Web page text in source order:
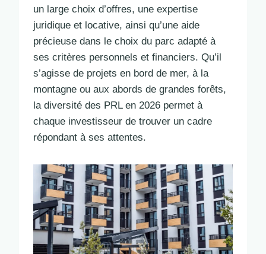
un large choix d’offres, une expertise
juridique et locative, ainsi qu’une aide
précieuse dans le choix du parc adapté à
ses critères personnels et financiers. Qu’il
s’agisse de projets en bord de mer, à la
montagne ou aux abords de grandes forêts,
la diversité des PRL en 2026 permet à
chaque investisseur de trouver un cadre
répondant à ses attentes.